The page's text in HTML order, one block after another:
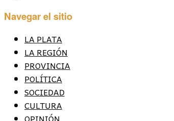
Navegar el sitio
LA PLATA
LA REGIÓN
PROVINCIA
POLÍTICA
SOCIEDAD
CULTURA